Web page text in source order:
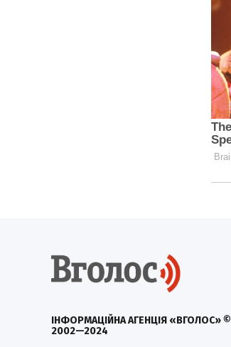
ІНФОРМАЦІЙНА АГЕНЦІЯ «ВГОЛОС» ©
2002—2024